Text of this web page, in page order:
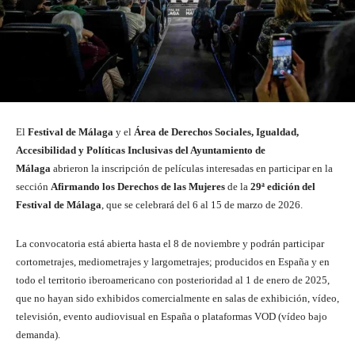
El Festival de Málaga y el Área de Derechos Sociales, Igualdad,
Accesibilidad y Políticas Inclusivas del Ayuntamiento de
Málaga abrieron la inscripción de películas interesadas en participar en la
sección Afirmando los Derechos de las Mujeres de la 29ª edición del
Festival de Málaga , que se celebrará del 6 al 15 de marzo de 2026.
La convocatoria está abierta hasta el 8 de noviembre y podrán participar
cortometrajes, mediometrajes y largometrajes; producidos en España y en
todo el territorio iberoamericano con posterioridad al 1 de enero de 2025,
que no hayan sido exhibidos comercialmente en salas de exhibición, vídeo,
televisión, evento audiovisual en España o plataformas VOD (vídeo bajo
demanda).